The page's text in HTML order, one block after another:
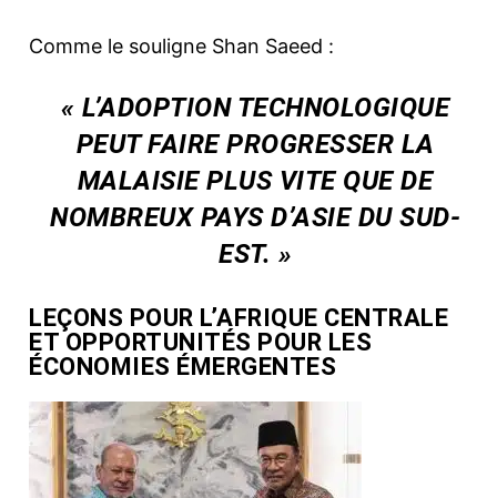
Comme le souligne Shan Saeed :
« L’ADOPTION TECHNOLOGIQUE
PEUT FAIRE PROGRESSER LA
MALAISIE PLUS VITE QUE DE
NOMBREUX PAYS D’ASIE DU SUD-
EST. »
LEÇONS POUR L’AFRIQUE CENTRALE
ET OPPORTUNITÉS POUR LES
ÉCONOMIES ÉMERGENTES